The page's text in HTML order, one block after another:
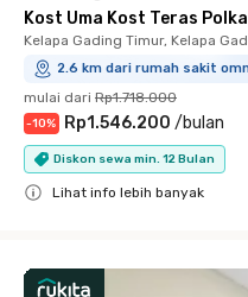
Kost Uma Kost Teras
Kelapa Gading Timur, Kelapa
2.6 km dari rumah sakit
mulai dari Rp1.718.000
-10% Rp1.546.200 /bulan
Diskon sewa min. 12 Bulan
Lihat info lebih banyak